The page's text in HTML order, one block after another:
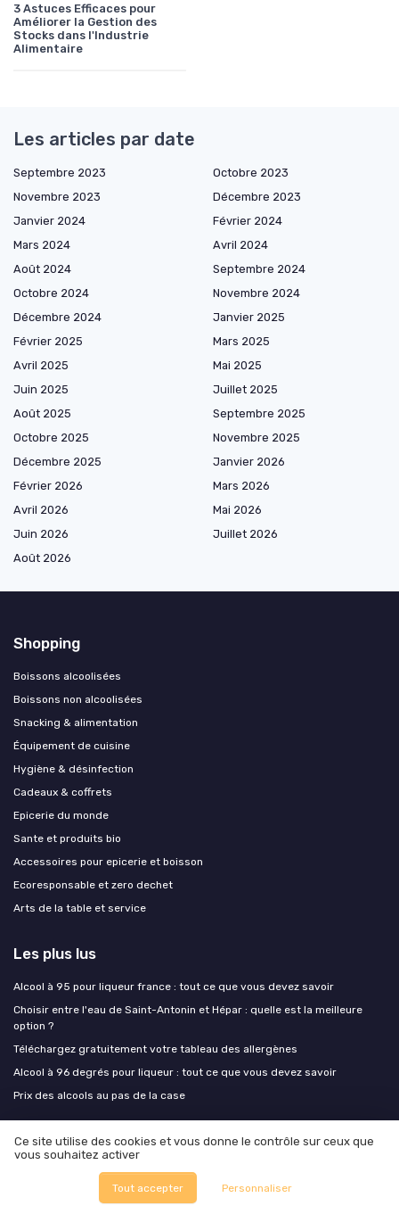
3 Astuces Efficaces pour
Améliorer la Gestion des
Stocks dans l'Industrie
Alimentaire
Les articles par date
Septembre 2023
Octobre 2023
Novembre 2023
Décembre 2023
Janvier 2024
Février 2024
Mars 2024
Avril 2024
Août 2024
Septembre 2024
Octobre 2024
Novembre 2024
Décembre 2024
Janvier 2025
Février 2025
Mars 2025
Avril 2025
Mai 2025
Juin 2025
Juillet 2025
Août 2025
Septembre 2025
Octobre 2025
Novembre 2025
Décembre 2025
Janvier 2026
Février 2026
Mars 2026
Avril 2026
Mai 2026
Juin 2026
Juillet 2026
Août 2026
Shopping
Boissons alcoolisées
Boissons non alcoolisées
Snacking & alimentation
Équipement de cuisine
Hygiène & désinfection
Cadeaux & coffrets
Epicerie du monde
Sante et produits bio
Accessoires pour epicerie et boisson
Ecoresponsable et zero dechet
Arts de la table et service
Les plus lus
Alcool à 95 pour liqueur france : tout ce que vous devez savoir
Choisir entre l'eau de Saint-Antonin et Hépar : quelle est la meilleure
option ?
Téléchargez gratuitement votre tableau des allergènes
Alcool à 96 degrés pour liqueur : tout ce que vous devez savoir
Prix des alcools au pas de la case
Les derniers articles
Protéines fermentées, mycélium, algues : les ingrédients que les chefs
testent et que les industriels commencent à scaler
Ce site utilise des cookies et vous donne le contrôle sur ceux que
vous souhaitez activer
Tout accepter Personnaliser